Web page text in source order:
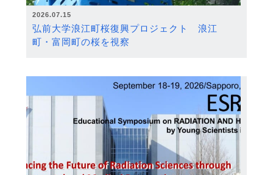
2026.07.15
弘前大学浪江町桜復興プロジェクト 浪江
町・富岡町の桜を視察